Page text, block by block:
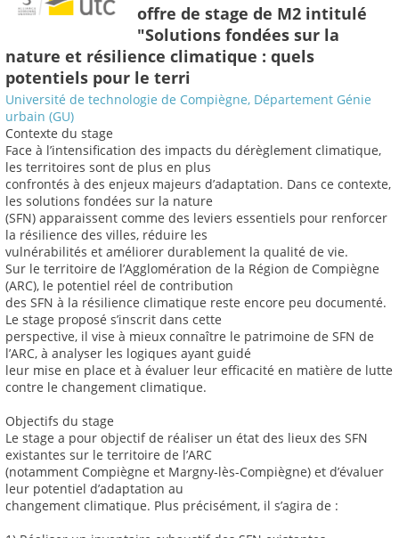
offre de stage de M2 intitulé
"Solutions fondées sur la
nature et résilience climatique : quels
potentiels pour le terri
Université de technologie de Compiègne, Département Génie
urbain (GU)
Contexte du stage
Face à l’intensification des impacts du dérèglement climatique,
les territoires sont de plus en plus
confrontés à des enjeux majeurs d’adaptation. Dans ce contexte,
les solutions fondées sur la nature
(SFN) apparaissent comme des leviers essentiels pour renforcer
la résilience des villes, réduire les
vulnérabilités et améliorer durablement la qualité de vie.
Sur le territoire de l’Agglomération de la Région de Compiègne
(ARC), le potentiel réel de contribution
des SFN à la résilience climatique reste encore peu documenté.
Le stage proposé s’inscrit dans cette
perspective, il vise à mieux connaître le patrimoine de SFN de
l’ARC, à analyser les logiques ayant guidé
leur mise en place et à évaluer leur efficacité en matière de lutte
contre le changement climatique.
Objectifs du stage
Le stage a pour objectif de réaliser un état des lieux des SFN
existantes sur le territoire de l’ARC
(notamment Compiègne et Margny-lès-Compiègne) et d’évaluer
leur potentiel d’adaptation au
changement climatique. Plus précisément, il s’agira de :